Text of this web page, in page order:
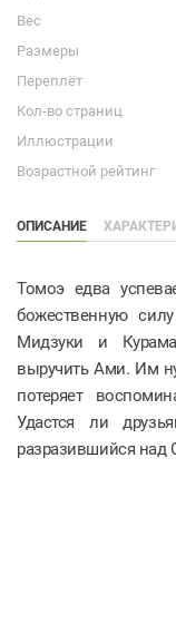
Вес
Размеры
Переплёт
Кол-во страниц
Иллюстрации
Возрастной рейтинг
ОПИСАНИЕ
Томоэ едва
божественную
Мидзуки и
выручить Ами. Им
потеряет
Удастся ли
разразившийся над